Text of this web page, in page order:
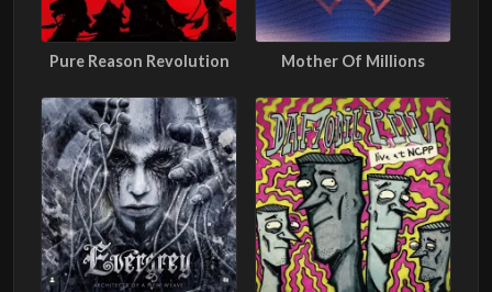
Pure Reason Revolution Mother Of Millions